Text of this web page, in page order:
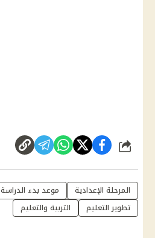
شارك
المرحلة الإعدادية موعد بدء الدراسة
تطوير التعليم
التربية والتعليم